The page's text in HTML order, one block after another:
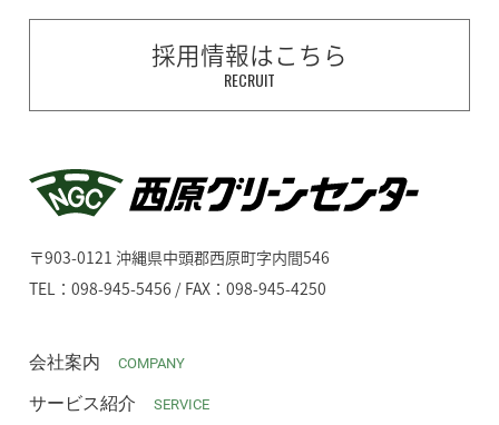
採用情報はこちら
RECRUIT
〒903-0121 沖縄県中頭郡西原町字内間546
TEL：098-945-5456 / FAX：098-945-4250
会社案内 COMPANY
サービス紹介 SERVICE